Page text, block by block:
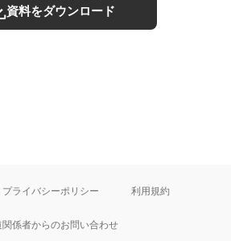
資料をダウンロード
プライバシーポリシー 利用規約
関係者からのお問い合わせ